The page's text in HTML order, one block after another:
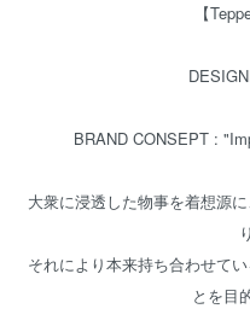
【
BRAND CONSEPT :
大衆に浸透した物事を着想源
それにより本来持ち合わせて
とを目